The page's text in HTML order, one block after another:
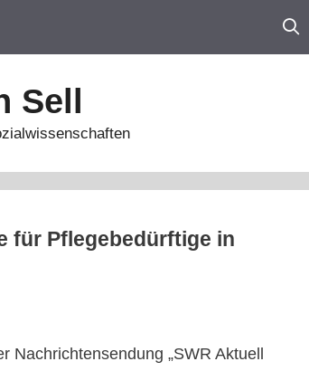
für Pflegebedürftige in
Nachrichtensendung „SWR Aktuell